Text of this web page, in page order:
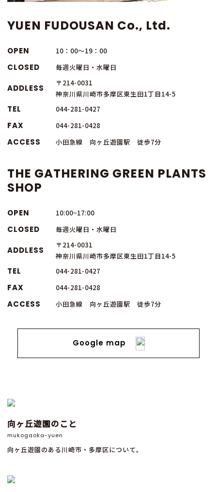
YUEN FUDOUSAN Co., Ltd.
OPEN 10：00～19：00
CLOSED 毎週火曜日・水曜日
ADDLESS
〒214-0031
神奈川県川崎市多摩区東生田1丁目14-5
TEL 044-281-0427
FAX 044-281-0428
ACCESS 小田急線 向ヶ丘遊園駅 徒歩7分
THE GATHERING GREEN PLANTS
SHOP
OPEN 10:00~17:00
CLOSED 毎週火曜日・水曜日
ADDLESS
〒214-0031
神奈川県川崎市多摩区東生田1丁目14-5
TEL 044-281-0427
FAX 044-281-0428
ACCESS 小田急線 向ヶ丘遊園駅 徒歩7分
Google map
向ヶ丘遊園のこと
mukogaoka-yuen
向ヶ丘遊園のある川崎市・多摩区について。